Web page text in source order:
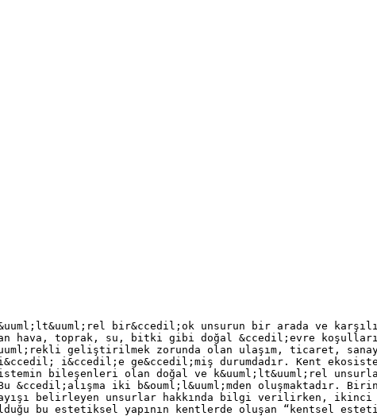
bir&ccedil;ok unsurun bir arada ve
hava, toprak, su, bitki gibi doğal &ccedil;evre
geliştirilmek zorunda olan ulaşım, ticaret,
i&ccedil;e ge&ccedil;miş durumdadır. Kent
bileşenleri olan doğal ve k&uuml;lt&uuml;rel
&ccedil;alışma iki b&ouml;l&uuml;mden oluşmaktadır.
belirleyen unsurlar hakkında bilgi verilirken, ikinci
bu estetiksel yapının kentlerde oluşan “kentsel